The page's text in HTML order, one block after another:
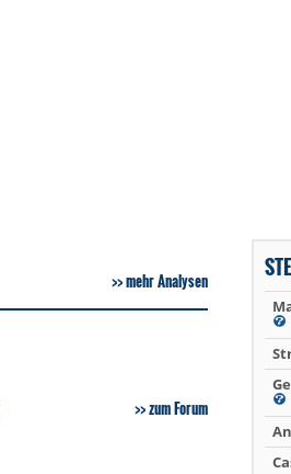
mehr Analysen
zum Forum